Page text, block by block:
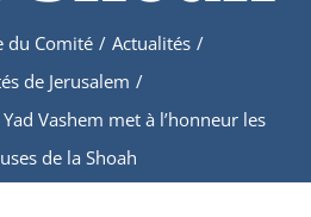
du Comité / Actualités /
de Jerusalem /
Vashem met à l’honneur les
de la Shoah